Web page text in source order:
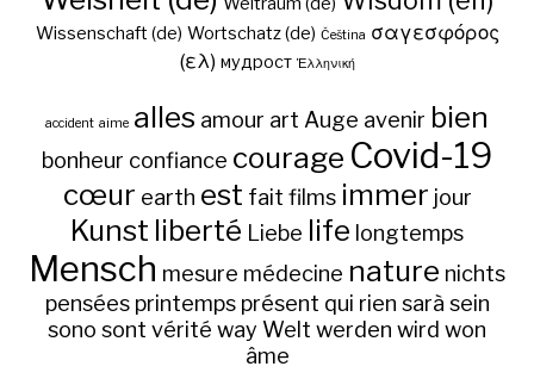
Wissenschaft (de) Wortschatz (de) Čeština σαγεσφόρος
(ελ) мудрост Ἑλληνική
accident aime alles amour art Auge avenir bien
bonheur confiance courage Covid-19
cœur earth est fait films immer jour
Kunst liberté Liebe life longtemps
Mensch mesure médecine nature nichts
pensées printemps présent qui rien sarà sein
sono sont vérité way Welt werden wird won
âme